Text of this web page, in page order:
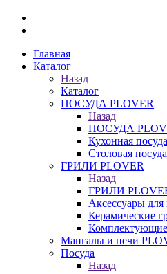
Главная
Каталог
Назад
Каталог
ПОСУДА PLOVER
Назад
ПОСУДА
Кухонная посуда
Столовая посуда
ГРИЛИ PLOVER
Назад
ГРИЛИ
Аксессуары для
Керамические
Комплектующие
Мангалы и печи
Посуда
Назад